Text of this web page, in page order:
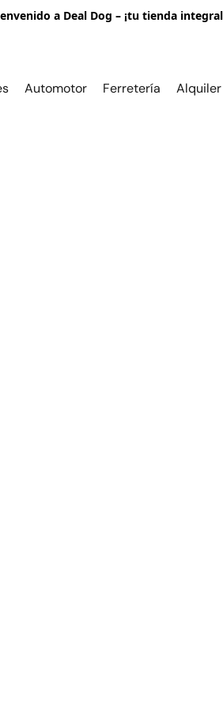
a Deal Dog – ¡tu tienda
Automotor Ferretería